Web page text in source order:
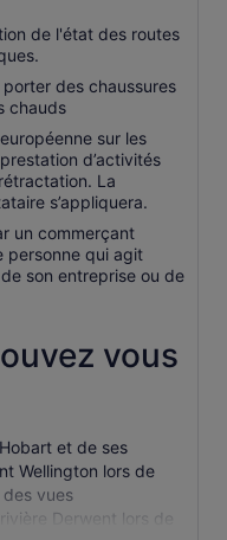
de l'état des routes
des chaussures
chauds
sur les
d’activités
La
s’appliquera.
un commerçant
personne qui agit
son entreprise ou de
vous
et de ses
Wellington lors de
vues
Derwent lors de